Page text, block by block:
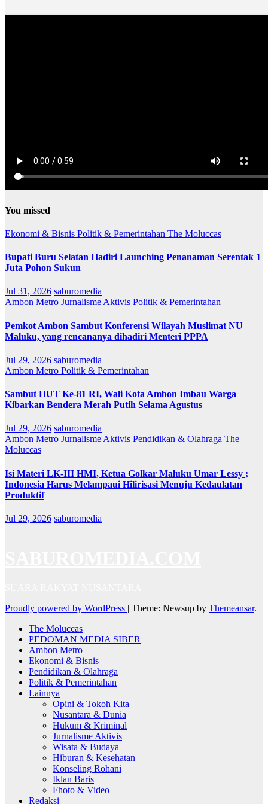
You missed
Ekonomi & Bisnis Politik & Pemerintahan The Moluccas
Bupati Buru Selatan Hadiri Launching Penanaman Serentak 1
Juta Pohon Sukun
Jul 31, 2026 saburomedia
Ambon Metro Jurnalisme Aktivis Politik & Pemerintahan
Pemkot Ambon Sambut Konferensi Wilayah Muslimat NU
Maluku, yang rencananya dihadiri Menteri PPPA
Jul 29, 2026 saburomedia
Ambon Metro Politik & Pemerintahan
Sambut HUT Ke-81 RI, Wali Kota Ambon Imbau Warga
Kibarkan Bendera Merah Putih Selama Agustus
Jul 29, 2026 saburomedia
Ambon Metro Jurnalisme Aktivis Pendidikan & Olahraga The
Moluccas
Isi Materi LK-III HMI, Ketua Golkar Maluku Umar Lessy ;
Indonesia Harus Melampaui Hilirisasi Menuju Kedaulatan
Produktif
Jul 29, 2026 saburomedia
Proudly powered by WordPress | Theme: Newsup by Themeansar.
The Moluccas
PEDOMAN MEDIA SIBER
Ambon Metro
Ekonomi & Bisnis
Pendidikan & Olahraga
Politik & Pemerintahan
Lainnya
Opini & Tokoh Kita
Nusantara & Dunia
Hukum & Kriminal
Jurnalisme Aktivis
Wisata & Budaya
Hiburan & Kesehatan
Konseling Rohani
Iklan Baris
Fhoto & Video
Redaksi